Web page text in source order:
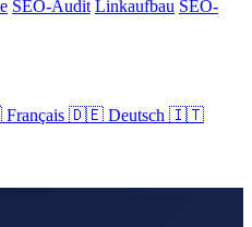
SEO-Audit Linkaufbau SEO-
🇩🇪 Deutsch 🇮🇹